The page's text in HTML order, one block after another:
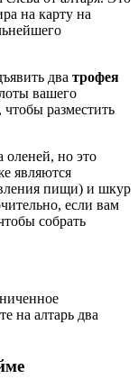
на карту на
два трофея
вашего
разместить
оленей, но это
являются
пищи) и шкур
если вам
собрать
на алтарь два